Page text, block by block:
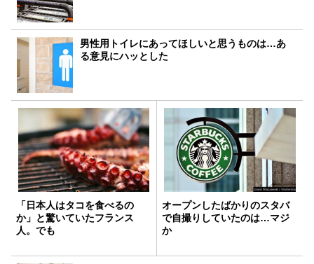
男性用トイレにあってほしいと思うものは…あ
る意見にハッとした
「日本人はタコを食べるの
か」と驚いていたフランス
人。でも
オープンしたばかりのスタバ
で自撮りしていたのは…マジ
か